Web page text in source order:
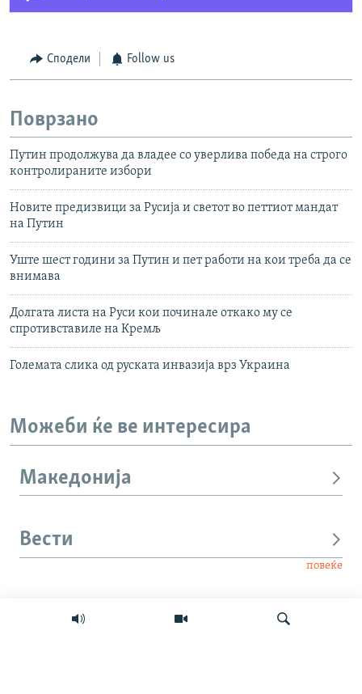
Сподели Follow us
Поврзано
Путин продолжува да владее со уверлива победа на строго
контролираните избори
Новите предизвици за Русија и светот во петтиот мандат
на Путин
Уште шест години за Путин и пет работи на кои треба да се
внимава
Долгата листа на Руси кои починале откако му се
спротивставиле на Кремљ
Големата слика од руската инвазија врз Украина
Можеби ќе ве интересира
Македонија
Вести
повеќе
Интервју